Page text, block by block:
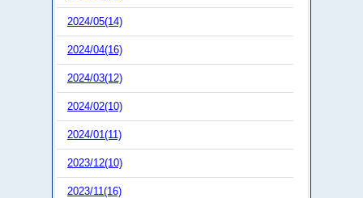
2024/05(14)
2024/04(16)
2024/03(12)
2024/02(10)
2024/01(11)
2023/12(10)
2023/11(16)